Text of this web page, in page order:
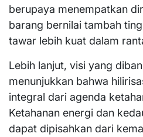
berupaya menempatkan
barang bernilai tambah
tawar lebih kuat dalam
Lebih lanjut, visi yang
menunjukkan bahwa
integral dari agenda
Ketahanan energi dan
dapat dipisahkan dari